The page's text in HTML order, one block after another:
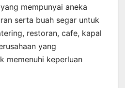
mempunyai aneka
serta buah segar untuk
restoran, cafe, kapal
yang
memenuhi keperluan